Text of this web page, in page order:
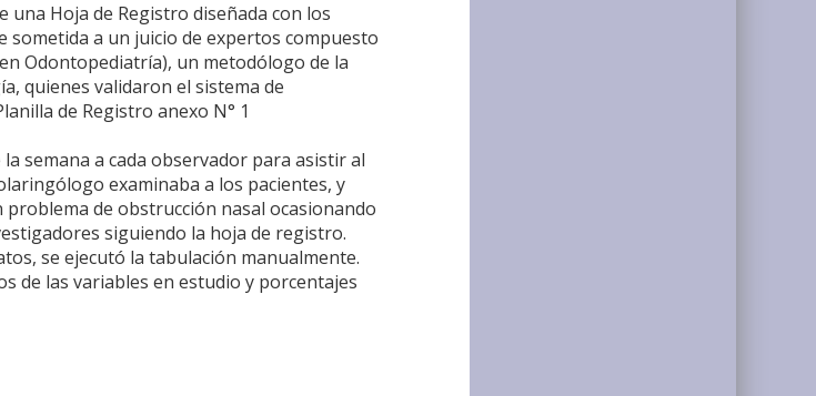
Hoja de Registro diseñada con los
sometida a un juicio de expertos compuesto
Odontopediatría), un metodólogo de la
quienes validaron el sistema de
de Registro anexo N° 1
semana a cada observador para asistir al
examinaba a los pacientes, y
de obstrucción nasal ocasionando
siguiendo la hoja de registro.
se ejecutó la tabulación manualmente.
de las variables en estudio y porcentajes